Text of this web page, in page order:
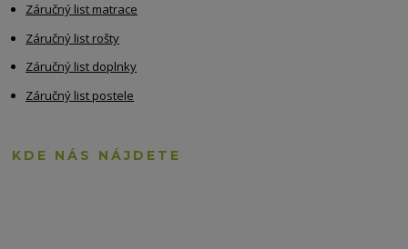
Záručný list matrace
Záručný list rošty
Záručný list doplnky
Záručný list postele
KDE NÁS NÁJDETE